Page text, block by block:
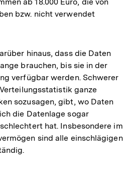
ab 18.000 Euro, die von
bzw. nicht verwendet
hinaus, dass die Daten
brauchen, bis sie in der
verfügbar werden. Schwerer
ganze
sozusagen, gibt, wo Daten
die Datenlage sogar
hat. Insbesondere im
sind alle einschlägigen